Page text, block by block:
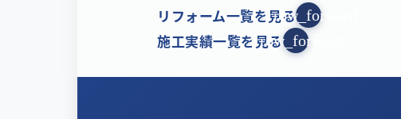
arrow_forward
リフォーム一覧を見る
arrow_forward
施工実績一覧を見る